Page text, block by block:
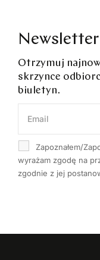
Newsletter
Otrzymuj
skrzynce
biuletyn.
Zapoznałem/
wyrażam zgodę na
zgodnie z jej